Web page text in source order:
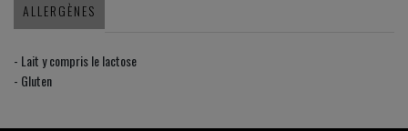
ALLERGÈNES
- Lait y compris le lactose
- Gluten